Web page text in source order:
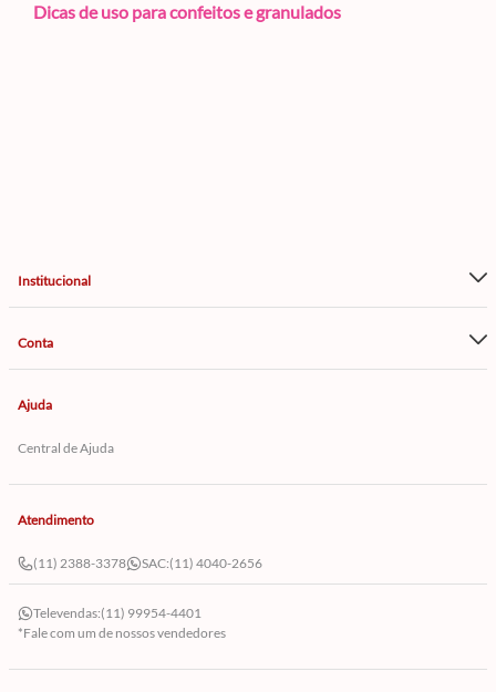
Dicas de uso para confeitos e granulados
Institucional
Conta
Ajuda
Central de Ajuda
Atendimento
(11) 2388-3378 SAC:(11) 4040-2656
Televendas:(11) 99954-4401
*Fale com um de nossos vendedores